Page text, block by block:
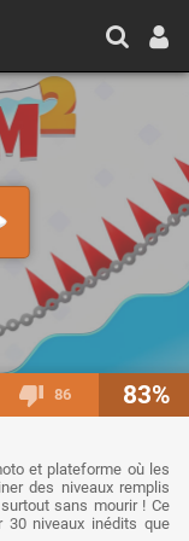
86 83%
et plateforme où les
des niveaux remplis
sans mourir ! Ce
30 niveaux inédits que